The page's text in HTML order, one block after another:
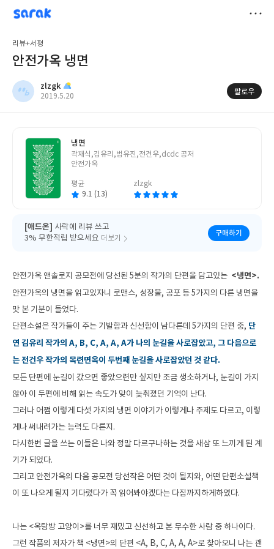
sarak
zlzgk
리뷰+서평
안전가옥 냉면
zlzgk
작
2019.5.20
팔로우
냉면
글
쓴
곽재식,김유리,범유진,전건우,dcdc 공저
안전가옥
평균
9.1 (13)
zlzgk
[애드온] 사락에 리뷰 쓰고
3% 무한적립 받으세요 더보기
구매하기
안전가옥 앤솔로지 공모전에 당선된 5분의 작가의 단편을 담고있는 <냉면>.
안전가옥의 냉면을 읽고있자니 로맨스, 성장물, 공포 등 5가지의 다른 냉면을
맛 본 기분이 들었다.
단편소설은 작가들이 주는 기발함과 신선함이 남다른데 5가지의 단편 중, 단
연 김유리 작가의 A, B, C, A, A, A가 나의 눈길을 사로잡았고, 그 다음으로
는 전건우 작가의 목련면옥이 두번째 눈길을 사로잡았던 것 같다.
모든 단편에 눈길이 갔으면 좋았으련만 싶지만 조금 생소하거나, 눈길이 가지
않아 이 두편에 비해 읽는 속도가 맞이 늦춰졌던 기억이 난다.
그러나 어쩜 이렇게 다섯 가지의 냉면 이야기가 이렇게나 주제도 다르고, 이렇
게나 써내려가는 능력도 다른지.
다시한번 글을 쓰는 이들은 나와 정말 다르구나하는 것을 새삼 또 느끼게 된 계
기가 되었다.
그리고 안전가옥의 다음 공모전 당선작은 어떤 것이 될지와, 어떤 단편소설책
이 또 나오게 될지 기다렸다가 꼭 읽어봐야겠다는 다짐까지하게하였다.
나는 <옥탕방 고양이>를 너무 재밌고 신선하고 본 무수한 사람 중 하나이다.
그런 작품의 저자가 책 <냉면>의 단편 <A, B, C, A, A, A>로 찾아오니 나는 괜